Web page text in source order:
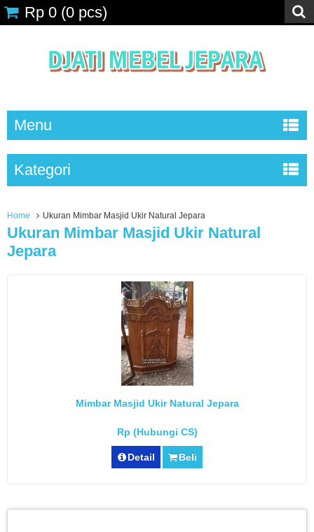
Rp 0 (0 pcs)
Menu
Kategori
Home Ukuran Mimbar Masjid Ukir Natural Jepara
Ukuran Mimbar Masjid Ukir Natural
Jepara
Mimbar Masjid Ukir Natural Jepara
Rp (Hubungi CS)
Detail Beli